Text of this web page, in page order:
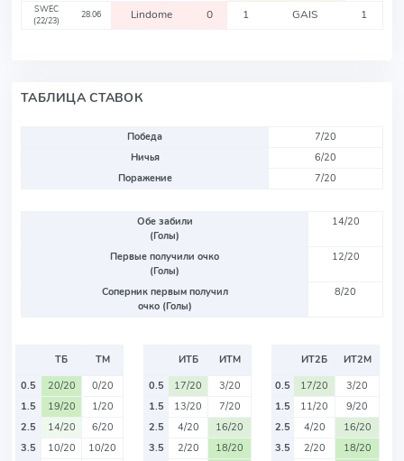
SWEC
(22/23)
28.06 Lindome 0 1 GAIS 1
ТАБЛИЦА СТАВОК
Победа
7/20
Ничья
6/20
Поражение
7/20
Обе забили
(Голы)
14/20
Первые получили очко
(Голы)
12/20
Соперник первым получил
очко (Голы)
8/20
ТБ
ТМ
0.5
20/20
0/20
1.5
19/20
1/20
2.5
14/20
6/20
3.5
10/20
10/20
ИТБ
ИТМ
0.5
17/20
3/20
1.5
13/20
7/20
2.5
4/20
16/20
3.5
2/20
18/20
ИТ2Б
ИТ2М
0.5
17/20
3/20
1.5
11/20
9/20
2.5
4/20
16/20
3.5
2/20
18/20